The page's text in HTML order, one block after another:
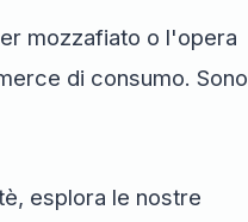
mozzafiato o l'opera
di consumo. Sono
esplora le nostre